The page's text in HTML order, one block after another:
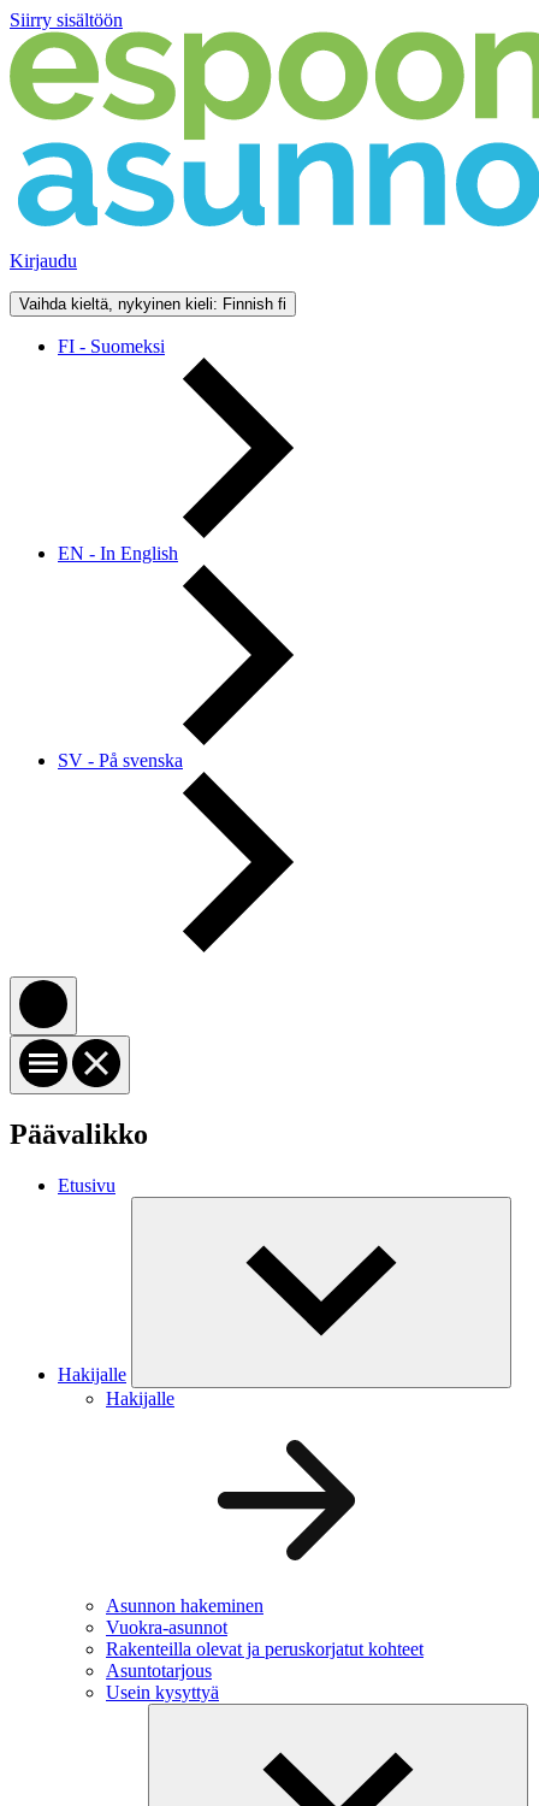
Siirry sisältöön
Kirjaudu
Vaihda kieltä, nykyinen kieli: Finnish fi
FI - Suomeksi
EN - In English
SV - På svenska
Päävalikko
Etusivu
Hakijalle
Hakijalle
Asunnon hakeminen
Vuokra-asunnot
Rakenteilla olevat ja peruskorjatut kohteet
Asuntotarjous
Usein kysyttyä